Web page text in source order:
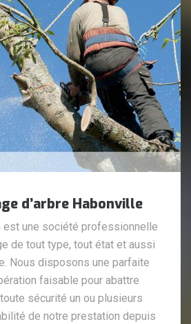
d’arbre Habonville
est une société professionnelle
de tout type, tout état et aussi
Nous disposons une parfaite
faisable pour abattre
sécurité un ou plusieurs
de notre prestation depuis